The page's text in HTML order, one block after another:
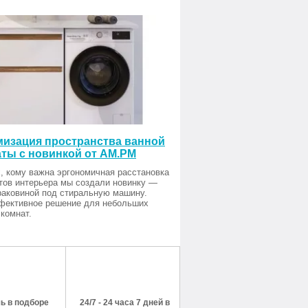
пространства ванной
с новинкой от AM.PM
кому важна эргономичная расстановка
интерьера мы создали новинку —
под стиральную машину.
решение для небольших
в подборе
24/7 - 24 часа 7 дней в